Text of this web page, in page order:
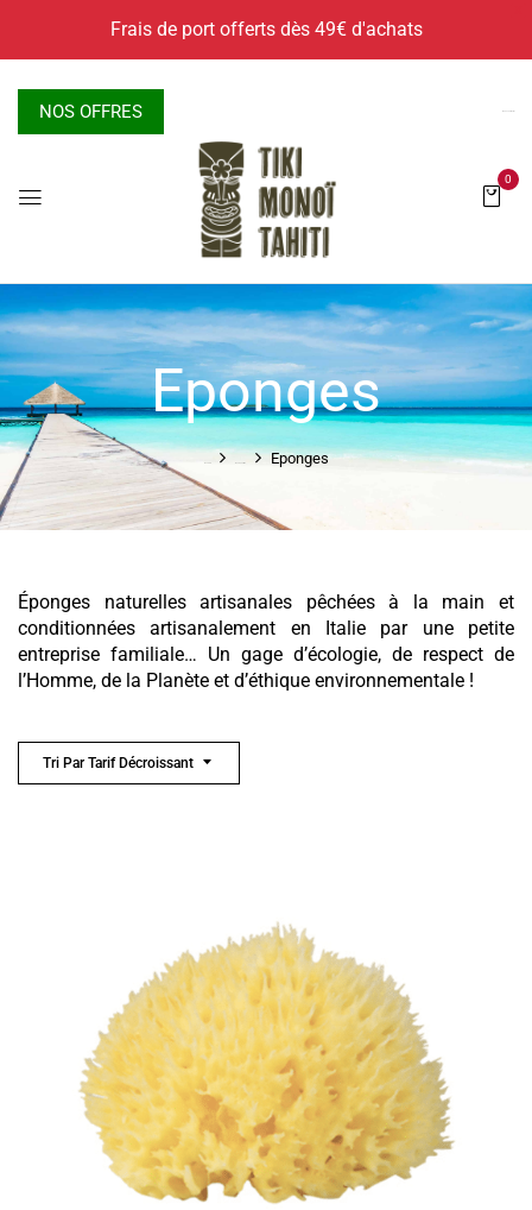
Frais de port offerts dès 49€ d'achats
NOS OFFRES
0
Eponges
Eponges
Éponges naturelles artisanales pêchées à la main et
conditionnées artisanalement en Italie par une petite
entreprise familiale… Un gage d’écologie, de respect de
l’Homme, de la Planète et d’éthique environnementale !
Tri Par Tarif Décroissant